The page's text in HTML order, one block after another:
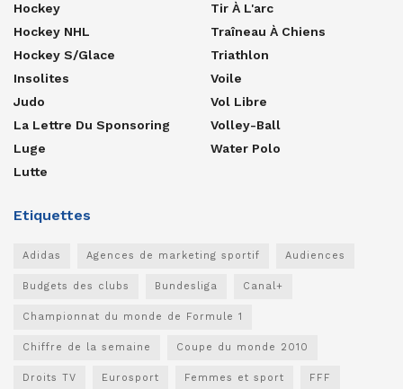
Hockey
Hockey NHL
Hockey S/glace
Insolites
Judo
La Lettre Du Sponsoring
Luge
Lutte
Tir À L'arc
Traîneau À Chiens
Triathlon
Voile
Vol Libre
Volley-Ball
Water Polo
Etiquettes
Adidas Agences de marketing sportif Audiences
Budgets des clubs Bundesliga Canal+
Championnat du monde de Formule 1
Chiffre de la semaine Coupe du monde 2010
Droits TV Eurosport Femmes et sport FFF